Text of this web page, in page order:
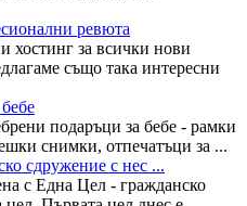
ревюта
хостинг за всички нови
също така интересни
подаръци за бебе - рамки
снимки, отпечатъци за ...
сдружение с нес ...
с Една Цел - гражданско